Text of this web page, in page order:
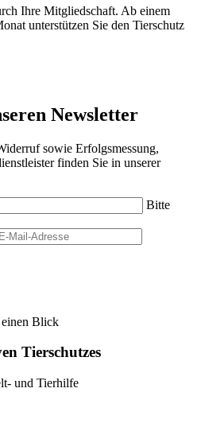
Ihre Mitgliedschaft. Ab einem
unterstützen Sie den Tierschutz
Newsletter
sowie Erfolgsmessung,
finden Sie in unserer
Bitte
Blick
Tierschutzes
und Tierhilfe